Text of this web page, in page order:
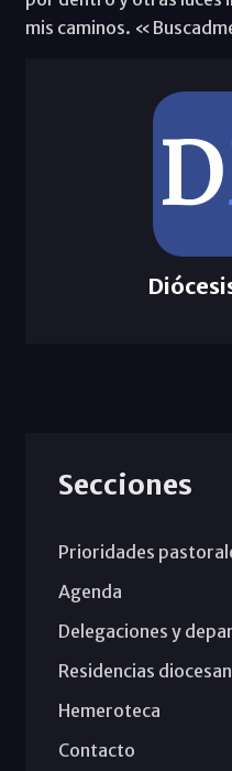
mis caminos.
Secciones
Prioridades
Agenda
Delegaciones y
Residencias
Hemeroteca
Contacto